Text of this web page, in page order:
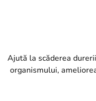
Ajută la scăderea
organismului,